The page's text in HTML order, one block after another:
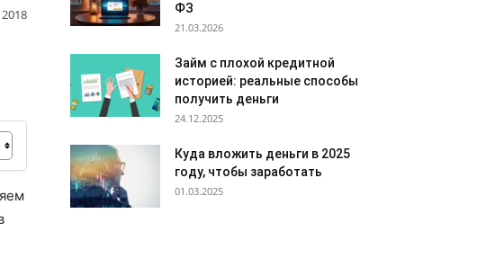
ФЗ
21.03.2026
Займ с плохой кредитной
историей: реальные способы
получить деньги
24.12.2025
Куда вложить деньги в 2025
году, чтобы заработать
01.03.2025